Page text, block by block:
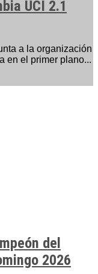
UCI 2.1
a la organización
en el primer plano...
del
2026